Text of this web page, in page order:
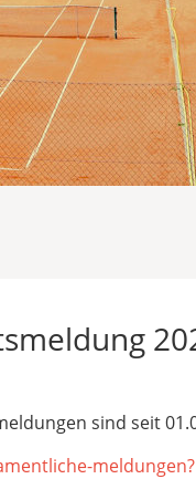
sind seit
meldungen?